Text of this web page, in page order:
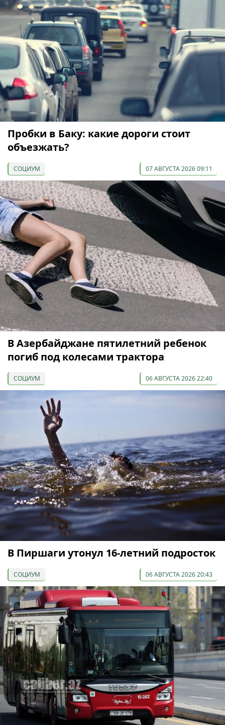
Пробки в Баку: какие дороги стоит
объезжать?
СОЦИУМ 07 АВГУСТА 2026 09:11
В Азербайджане пятилетний ребенок
погиб под колесами трактора
СОЦИУМ 06 АВГУСТА 2026 22:40
В Пиршаги утонул 16-летний подросток
СОЦИУМ 06 АВГУСТА 2026 20:43